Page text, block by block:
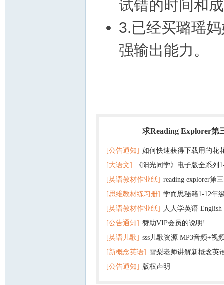
试错的时间和
3.已经买璐瑶
强输出能力。
求Reading Explorer第
[公告通知] 如何快速获得下载用的花
[大语文]
《阳光同学》电子版全系列
+英语
[英语教材作业纸] reading explorer第
+音频 百度云网盘下载
[思维教材练习册] 学而思秘籍1-12年
子版PDF全册 百度网盘
[英语教材作业纸] 人人学英语
版pdf 百度网盘下载
[公告通知] 赞助VIP会员的说明!
[英语儿歌] sss儿歌资源 MP3音频+视
百度云网盘下载
[新概念英语] 雪梨老师讲解新概念英
[公告通知] 版权声明